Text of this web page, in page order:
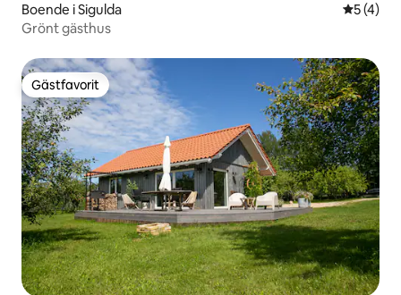
Boende i Sigulda 5 av 5 i
5 (4)
Grönt gästhus
Gästfavorit
Gästfavorit